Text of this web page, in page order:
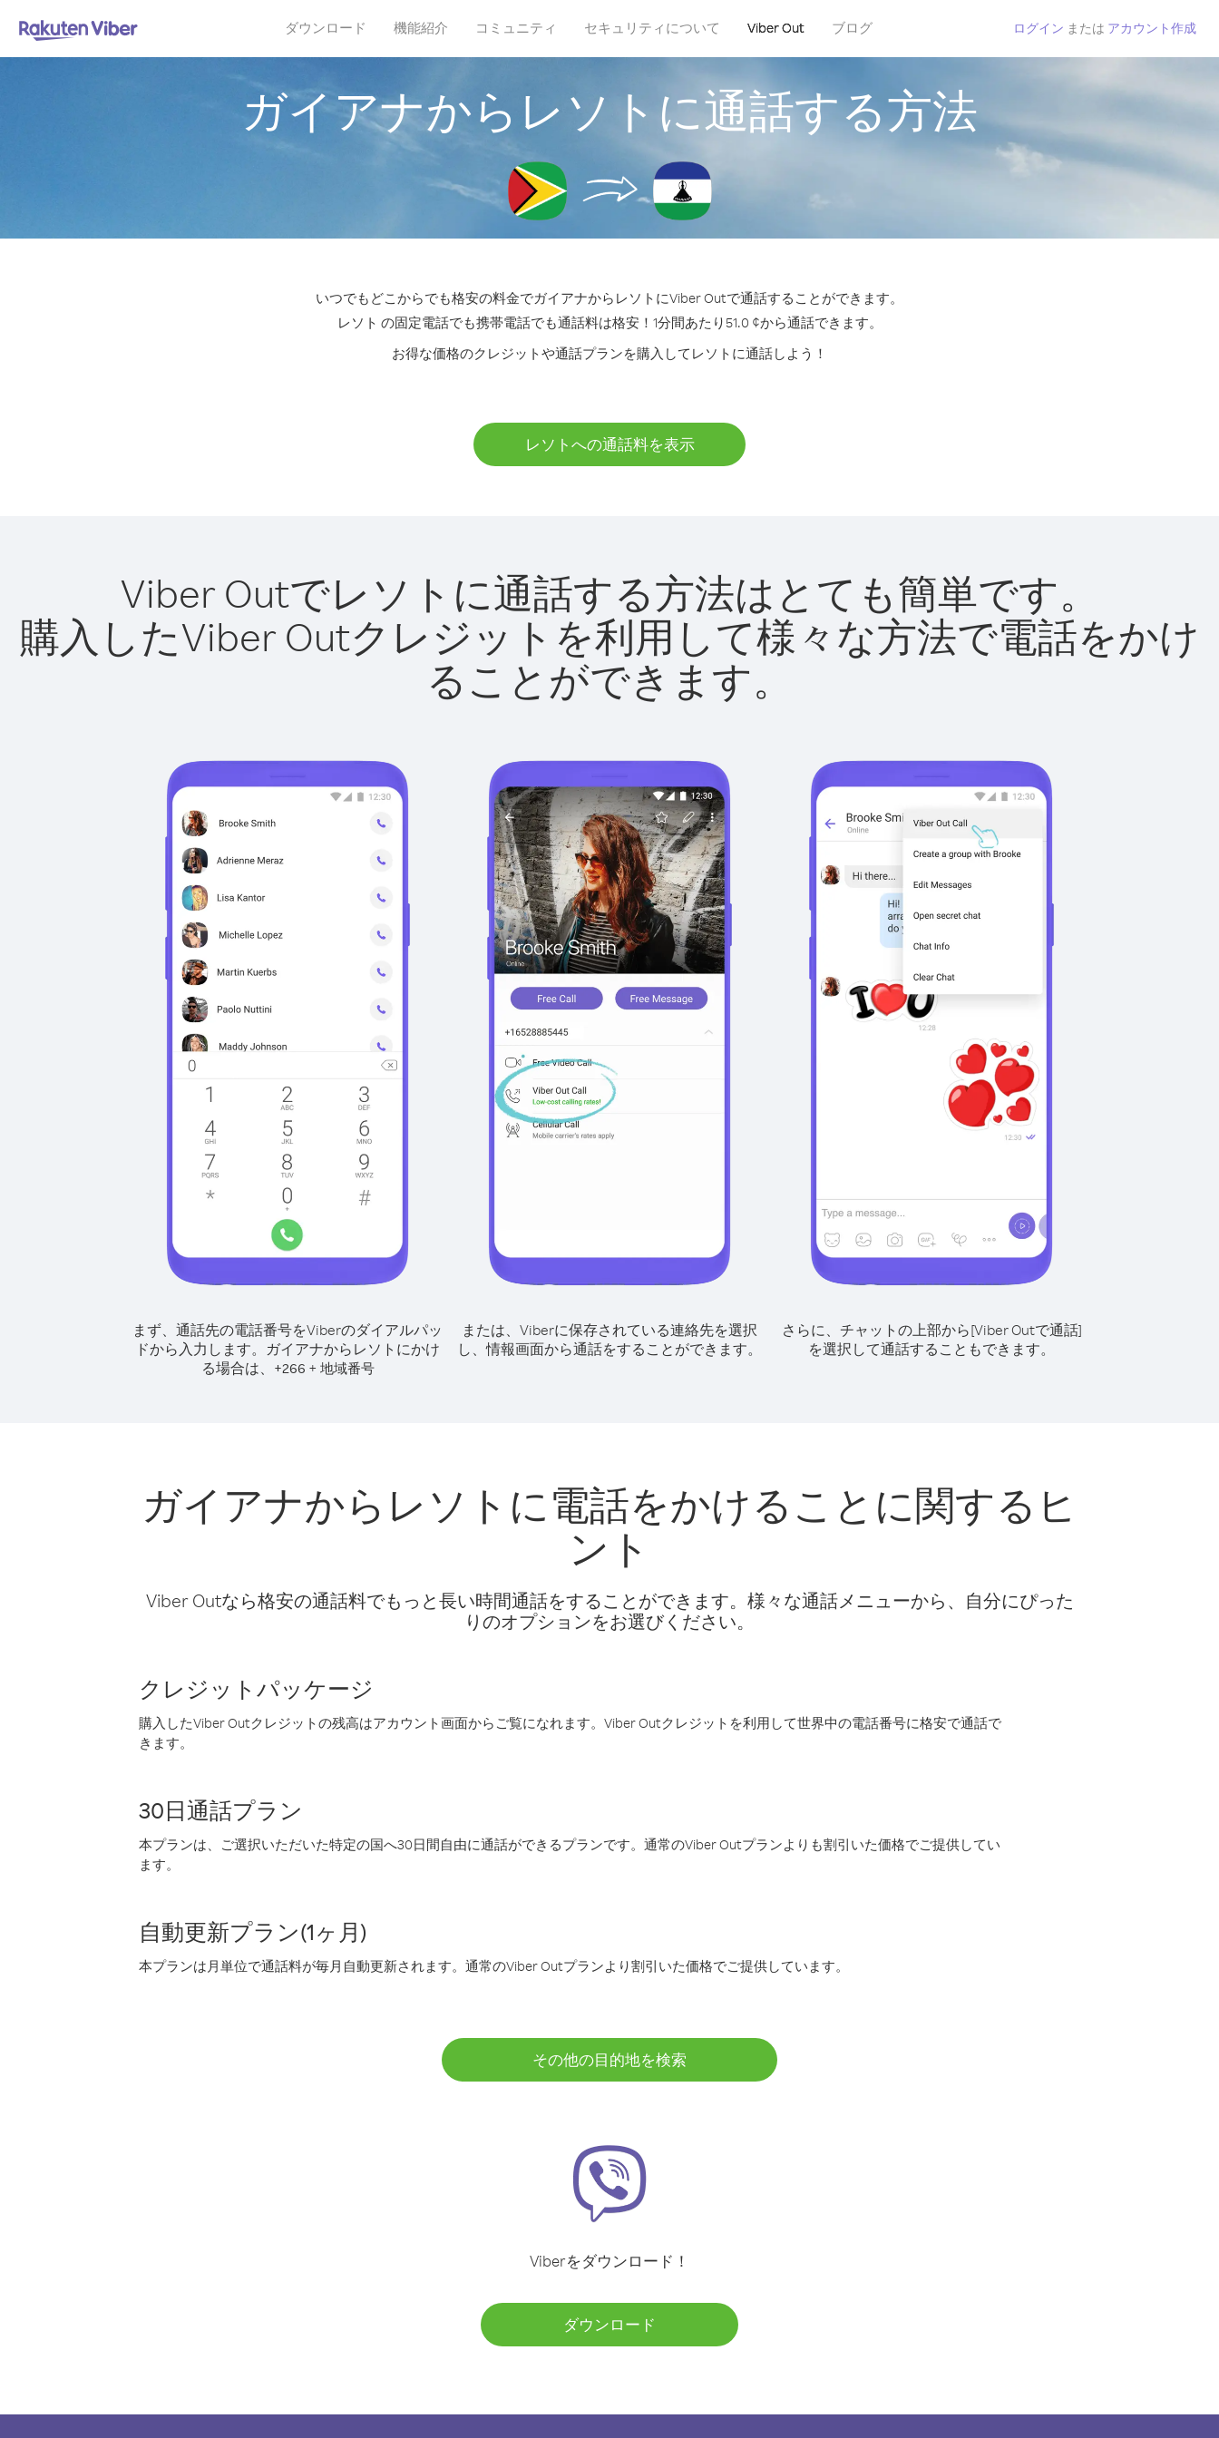
ダウンロード 機能紹介 コミュニティ セキュリティについて Viber Out ブログ ログイン または アカウント作成
ガイアナからレソトに通話する方法
いつでもどこからでも格安の料金でガイアナからレソトにViber Outで通話することができます。
レソト の固定電話でも携帯電話でも通話料は格安！1分間あたり51.0 ¢から通話できます。
お得な価格のクレジットや通話プランを購入してレソトに通話しよう！
レソトへの通話料を表示
Viber Outでレソトに通話する方法はとても簡単です。
購入したViber Outクレジットを利用して様々な方法で電話をかけ
ることができます。
まず、通話先の電話番号をViberのダイアルパッ
ドから入力します。 ガイアナからレソトにかけ
る場合は、
+266 + 地域番号
または、Viberに保存されている連絡先を選択
し、情報画面から通話をすることができます。
さらに、チャットの上部から[Viber Outで通話]
を選択して通話することもできます。
ガイアナからレソトに電話をかけることに関するヒ
ント
Viber Outなら格安の通話料でもっと長い時間通話をすることができます。様々な通話メニューから、自分にぴった
りのオプションをお選びください。
クレジットパッケージ
購入したViber Outクレジットの残高はアカウント画面からご覧になれます。Viber Outクレジットを利用して世界中の電話番号に格安で通話で
きます。
30日通話プラン
本プランは、ご選択いただいた特定の国へ30日間自由に通話ができるプランです。通常のViber Outプランよりも割引いた価格でご提供してい
ます。
自動更新プラン(1ヶ月)
本プランは月単位で通話料が毎月自動更新されます。通常のViber Outプランより割引いた価格でご提供しています。
その他の目的地を検索
Viberをダウンロード！
ダウンロード